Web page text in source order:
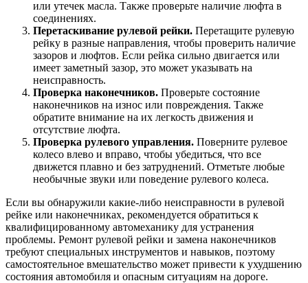
или утечек масла. Также проверьте наличие люфта в
соединениях.
Перетаскивание рулевой рейки. Перетащите рулевую
рейку в разные направления, чтобы проверить наличие
зазоров и люфтов. Если рейка сильно двигается или
имеет заметный зазор, это может указывать на
неисправность.
Проверка наконечников. Проверьте состояние
наконечников на износ или повреждения. Также
обратите внимание на их легкость движения и
отсутствие люфта.
Проверка рулевого управления. Поверните рулевое
колесо влево и вправо, чтобы убедиться, что все
движется плавно и без затруднений. Отметьте любые
необычные звуки или поведение рулевого колеса.
Если вы обнаружили какие-либо неисправности в рулевой
рейке или наконечниках, рекомендуется обратиться к
квалифицированному автомеханику для устранения
проблемы. Ремонт рулевой рейки и замена наконечников
требуют специальных инструментов и навыков, поэтому
самостоятельное вмешательство может привести к ухудшению
состояния автомобиля и опасным ситуациям на дороге.